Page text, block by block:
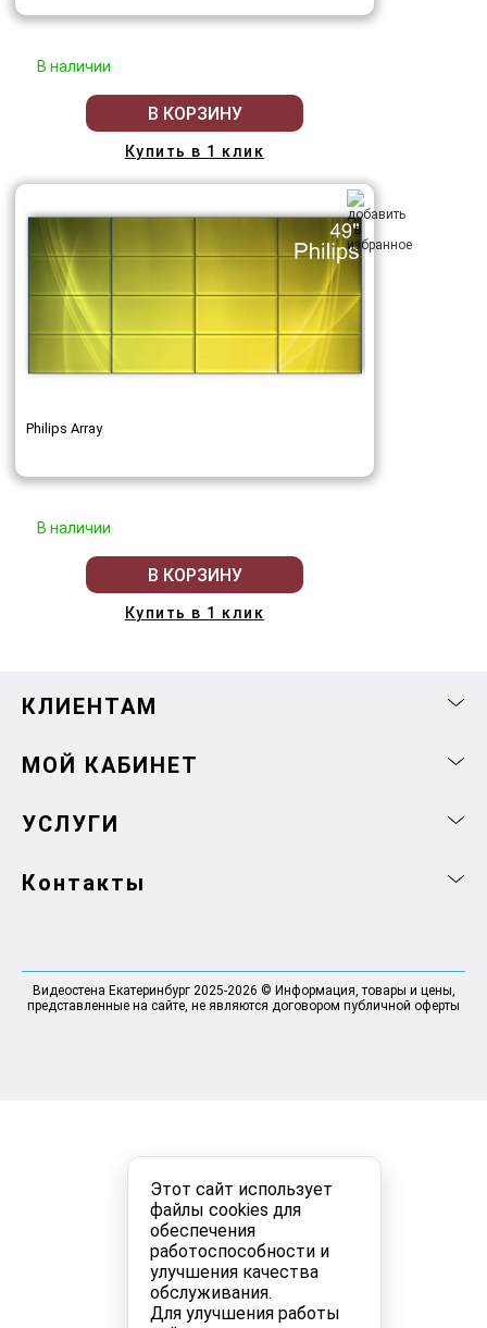
Этот сайт использует
файлы cookies для
обеспечения
работоспособности и
улучшения качества
обслуживания.
Для улучшения работы
В наличии
В КОРЗИНУ
Купить в 1 клик
Philips Array
В наличии
В КОРЗИНУ
Купить в 1 клик
КЛИЕНТАМ
МОЙ КАБИНЕТ
УСЛУГИ
Контакты
Видеостена Екатеринбург 2025-2026 © Информация, товары и цены,
представленные на сайте, не являются договором публичной оферты